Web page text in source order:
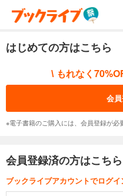
はじめての方はこちら
\ もれなく
会
※電子書籍のご購入には、会員登録が必
会員登録済の方はこちら
ブックライブアカウントでログイ